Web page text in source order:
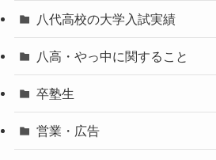
八代高校の大学入試実績
八高・やっ中に関すること
卒塾生
営業・広告